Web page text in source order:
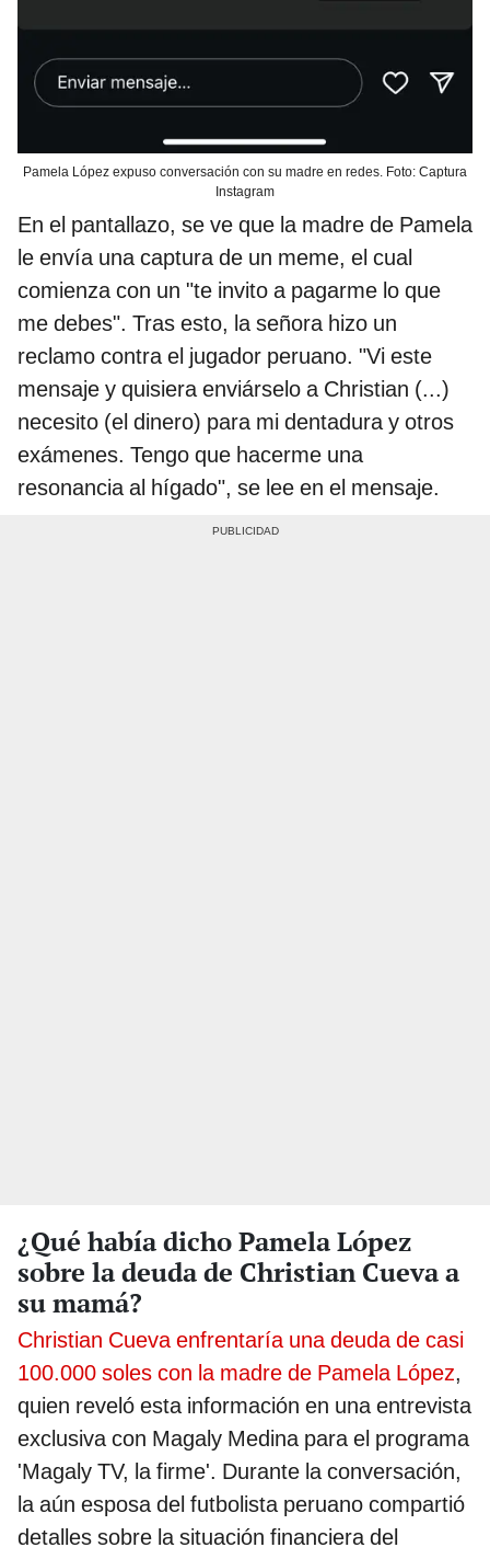
Pamela López expuso conversación con su madre en redes. Foto: Captura
Instagram
En el pantallazo, se ve que la madre de Pamela
le envía una captura de un meme, el cual
comienza con un "te invito a pagarme lo que
me debes". Tras esto, la señora hizo un
reclamo contra el jugador peruano. "Vi este
mensaje y quisiera enviárselo a Christian (...)
necesito (el dinero) para mi dentadura y otros
exámenes. Tengo que hacerme una
resonancia al hígado", se lee en el mensaje.
¿Qué había dicho Pamela López
sobre la deuda de Christian Cueva a
su mamá?
Christian Cueva enfrentaría una deuda de casi
100.000 soles con la madre de Pamela López,
quien reveló esta información en una entrevista
exclusiva con Magaly Medina para el programa
'Magaly TV, la firme'. Durante la conversación,
la aún esposa del futbolista peruano compartió
detalles sobre la situación financiera del